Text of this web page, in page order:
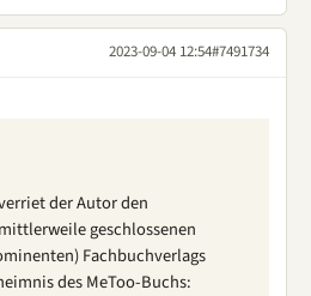
2023-09-04 12:54#7491734
der Autor den
geschlossenen
Fachbuchverlags
des MeToo-Buchs: